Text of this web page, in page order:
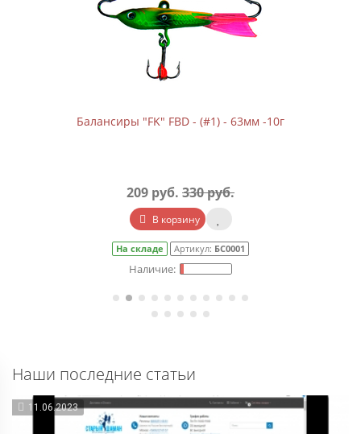
Балансиры "FK" FBD - (#1) - 63мм -10г
209 руб. 330 руб.
В корзину
На складе Артикул:БС0001
Наши последние статьи
11.06.2023